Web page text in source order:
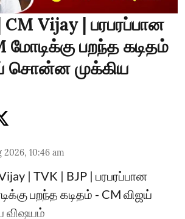
Vijay | பரபரப்பான
மோடிக்கு பறந்த கடிதம்
சொன்ன முக்கிய
2026, 10:46 am
| TVK | BJP | பரபரப்பான
பறந்த கடிதம் - CM விஜய்
விஷயம்